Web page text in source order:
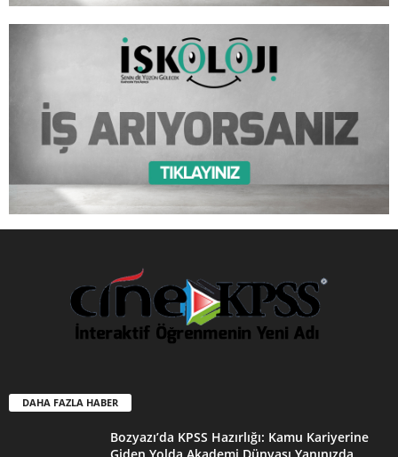
DAHA FAZLA HABER
Bozyazı’da KPSS Hazırlığı: Kamu Kariyerine
Giden Yolda Akademi Dünyası Yanınızda